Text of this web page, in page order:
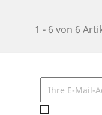
1 - 6 von 6